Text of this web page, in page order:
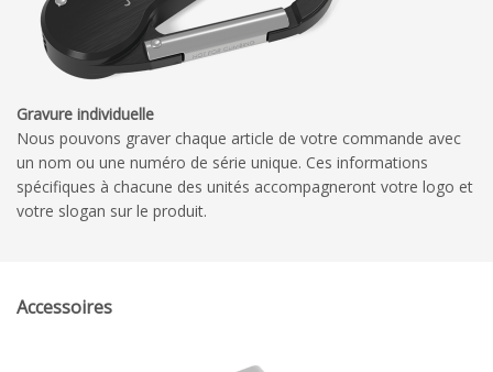
Gravure individuelle
Nous pouvons graver chaque article de votre commande avec
un nom ou une numéro de série unique. Ces informations
spécifiques à chacune des unités accompagneront votre logo et
votre slogan sur le produit.
Accessoires